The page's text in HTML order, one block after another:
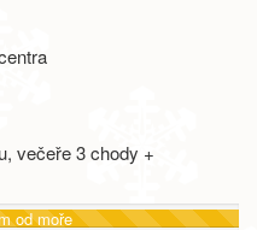
večeře 3 chody +
od moře